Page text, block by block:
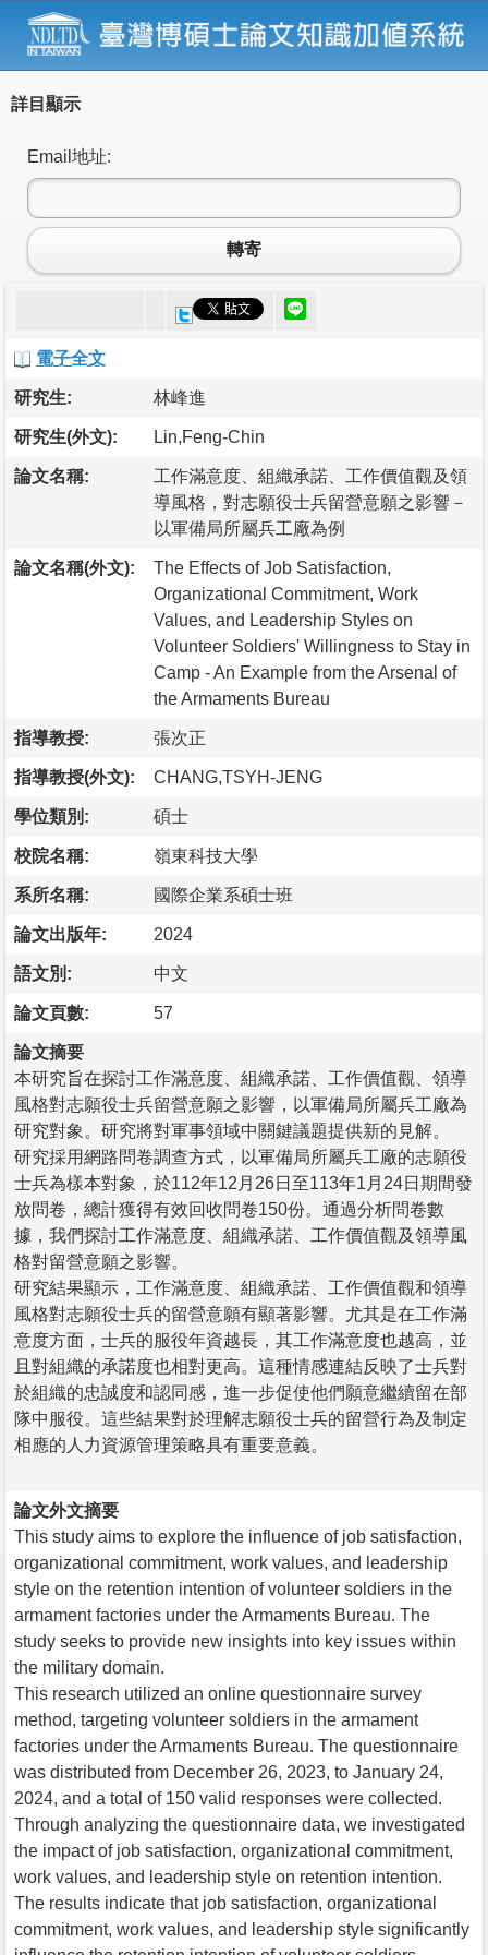
詳目顯示
Email地址:
轉寄
電子全文
研究生: 林峰進
研究生(外文): Lin,Feng-Chin
論文名稱:
工作滿意度、組織承諾、工作價值觀及領
導風格，對志願役士兵留營意願之影響－
以軍備局所屬兵工廠為例
論文名稱(外文):
The Effects of Job Satisfaction,
Organizational Commitment, Work
Values, and Leadership Styles on
Volunteer Soldiers' Willingness to Stay in
Camp - An Example from the Arsenal of
the Armaments Bureau
指導教授: 張次正
指導教授(外文): CHANG,TSYH-JENG
學位類別: 碩士
校院名稱: 嶺東科技大學
系所名稱: 國際企業系碩士班
論文出版年: 2024
語文別: 中文
論文頁數: 57
論文摘要
本研究旨在探討工作滿意度、組織承諾、工作價值觀、領導
風格對志願役士兵留營意願之影響，以軍備局所屬兵工廠為
研究對象。研究將對軍事領域中關鍵議題提供新的見解。
研究採用網路問卷調查方式，以軍備局所屬兵工廠的志願役
士兵為樣本對象，於112年12月26日至113年1月24日期間發
放問卷，總計獲得有效回收問卷150份。通過分析問卷數
據，我們探討工作滿意度、組織承諾、工作價值觀及領導風
格對留營意願之影響。
研究結果顯示，工作滿意度、組織承諾、工作價值觀和領導
風格對志願役士兵的留營意願有顯著影響。尤其是在工作滿
意度方面，士兵的服役年資越長，其工作滿意度也越高，並
且對組織的承諾度也相對更高。這種情感連結反映了士兵對
於組織的忠誠度和認同感，進一步促使他們願意繼續留在部
隊中服役。這些結果對於理解志願役士兵的留營行為及制定
相應的人力資源管理策略具有重要意義。
論文外文摘要
This study aims to explore the influence of job satisfaction,
organizational commitment, work values, and leadership
style on the retention intention of volunteer soldiers in the
armament factories under the Armaments Bureau. The
study seeks to provide new insights into key issues within
the military domain.
This research utilized an online questionnaire survey
method, targeting volunteer soldiers in the armament
factories under the Armaments Bureau. The questionnaire
was distributed from December 26, 2023, to January 24,
2024, and a total of 150 valid responses were collected.
Through analyzing the questionnaire data, we investigated
the impact of job satisfaction, organizational commitment,
work values, and leadership style on retention intention.
The results indicate that job satisfaction, organizational
commitment, work values, and leadership style significantly